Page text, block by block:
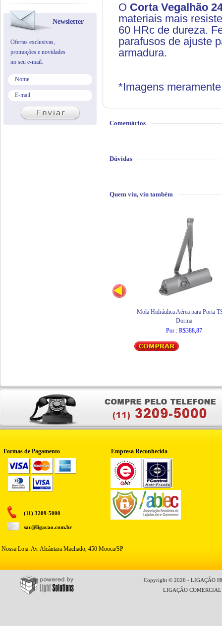
O Corta Vegalhão
materiais mais
60 HRc de dureza.
parafusos de ajuste
armadura.
*Imagens
Comentários
Dúvidas
Quem viu, viu também
Mola Hidráulica Aérea para Porta
Dorma
Por : R$388,87
Newsletter
Ofertas exclusivas,
promoções e novidades
no seu e-mail.
Formas de Pagamento Empresa Reconhecida
(11) 3209-5000
sac@ligacao.com.br
Nossa Loja: Av. Alcântara Machado, 450 Mooca/SP
Copyright © 2026 - LIGAÇÃO
LIGAÇÃO